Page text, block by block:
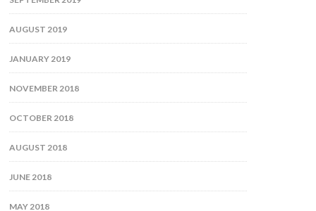
AUGUST 2019
JANUARY 2019
NOVEMBER 2018
OCTOBER 2018
AUGUST 2018
JUNE 2018
MAY 2018